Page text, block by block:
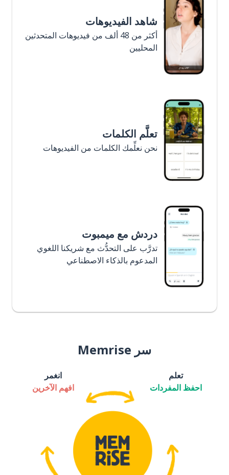
شاهد الفيديوهات
أكثر من 48 ألف من فيديوهات المتحدثين
المحليين
تعلَّم الكلمات
نحن نعلِّمك الكلمات من الفيديوهات
دردش مع ميمبوت
تدرَّب على التحدُّث مع شريكنا اللغوي
المدعوم بالذكاء الاصطناعي
سر Memrise
تعلم
احفظ المفردات
انغمر
افهم الآخرين